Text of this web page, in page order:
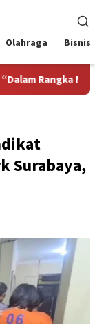
Olahraga Bisnis
Sebuah
Surabaya,